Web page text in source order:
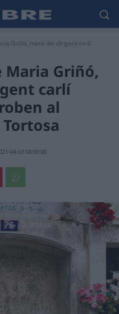
Griñó, mare del dirigent carlí
Maria Griñó,
carlí
al
04-03 08:00:00